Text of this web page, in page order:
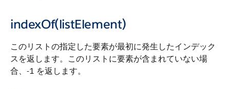
indexOf(listElement)
このリストの指定した要素が最初に発生したインデック
スを返します。このリストに要素が含まれていない場
合、-1 を返します。